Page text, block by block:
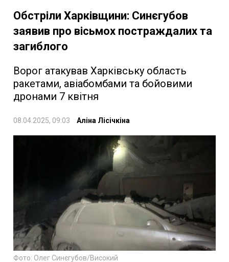
Обстріли Харківщини: Синєгубов
заявив про вісьмох постраждалих та
загиблого
Ворог атакував Харківську область
ракетами, авіабомбами та бойовими
дронами 7 квітня
08.04.2025, 09:03 Аліна Лісічкіна
Фото: Олег Синєгубов/Високий